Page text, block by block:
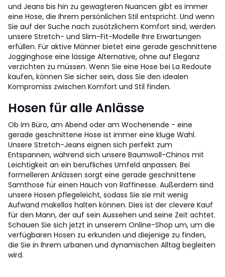
und Jeans bis hin zu gewagteren Nuancen gibt es immer
eine Hose, die Ihrem persönlichen Stil entspricht. Und wenn
Sie auf der Suche nach zusätzlichem Komfort sind, werden
unsere Stretch- und Slim-Fit-Modelle Ihre Erwartungen
erfüllen. Für aktive Männer bietet eine gerade geschnittene
Jogginghose eine lässige Alternative, ohne auf Eleganz
verzichten zu müssen. Wenn Sie eine Hose bei La Redoute
kaufen, können Sie sicher sein, dass Sie den idealen
Kompromiss zwischen Komfort und Stil finden.
Hosen für alle Anlässe
Ob im Büro, am Abend oder am Wochenende - eine
gerade geschnittene Hose ist immer eine kluge Wahl.
Unsere Stretch-Jeans eignen sich perfekt zum
Entspannen, während sich unsere Baumwoll-Chinos mit
Leichtigkeit an ein berufliches Umfeld anpassen. Bei
formelleren Anlässen sorgt eine gerade geschnittene
Samthose für einen Hauch von Raffinesse. Außerdem sind
unsere Hosen pflegeleicht, sodass Sie sie mit wenig
Aufwand makellos halten können. Dies ist der clevere Kauf
für den Mann, der auf sein Aussehen und seine Zeit achtet.
Schauen Sie sich jetzt in unserem Online-Shop um, um die
verfügbaren Hosen zu erkunden und diejenige zu finden,
die Sie in Ihrem urbanen und dynamischen Alltag begleiten
wird.